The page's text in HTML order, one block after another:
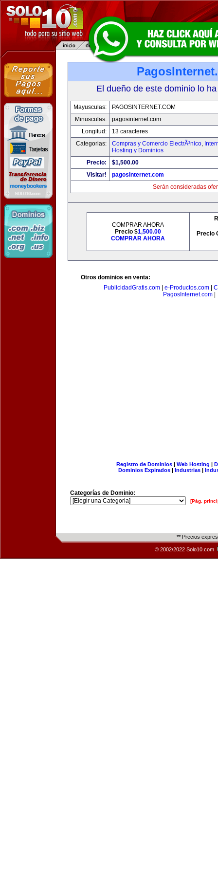
El dueño de este dominio lo
Mayusculas:
PAGOSINTERNET.COM
Minusculas:
pagosinternet.com
Longitud:
13 caracteres
Categorias:
Compras y Comercio ElectrÃ³nico,
Hosting y Dominios
Precio:
$1,500.00
Visitar!
pagosinternet.com
Serán consideradas
COMPRAR AHORA
Precio $1,500.00
COMPRAR AHORA
Precio
Otros dominios en venta:
PublicidadGratis.com
e-Productos.com
PagosInternet.com
Registro de Dominios| Web Hosting |
Dominios Expirados | Industrias |
Categorías de Dominio:
[Pág.
** Precios
© 2002/2022 Solo10.com